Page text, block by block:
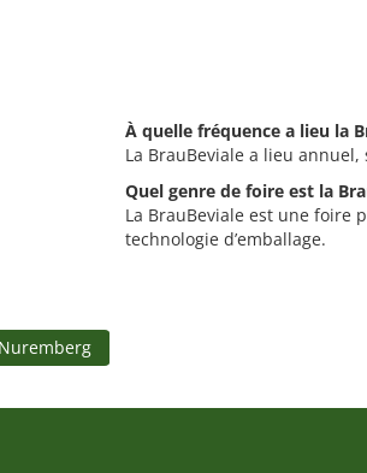
À quelle fréquence a lieu la
La BrauBeviale a lieu
Quel genre de foire est la
La BrauBeviale est une foire
technologie d’emballage.
Nuremberg